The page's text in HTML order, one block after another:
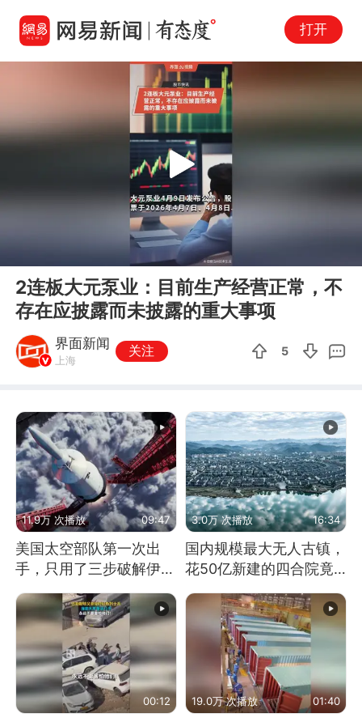
打开
Play
2连板大元泵业：目前生产经营正常，不
存在应披露而未披露的重大事项
界面新闻
上海
关注 5
11.9万 次播放 09:47
美国太空部队第一次出
手，只用了三步破解伊朗
防空
3.0万 次播放 16:34
国内规模最大无人古镇，
花50亿新建的四合院竟
没人住，发生了啥
00:12 19.0万 次播放 01:40